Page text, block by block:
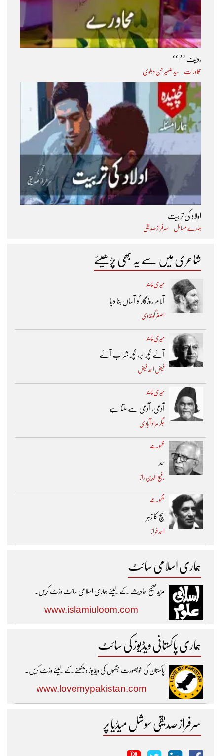
ردیف ’’ا‘‘
محاورات سید ضمیر حسن دہلوی
اولاد کی تربیت
ہمارے مسائل سرفراز صدیقی
شاعری میں سے یہ بھی پڑھیئے
میری پسند
آلام روزگار کو آساں بنا دیا
اصغر گونڈوی
میری پسند
آئے کچھ ابر، کچھ شراب آئے
فیض احمد فیض
میری پسند
آدمی، آدمی سے ملتا ہے
جگر مراد آبادی
مجموعے
حمد
رفیع الدین راز
مجموعے
سچ کا زہر
احمد فراز
ہماری اسلامی سائٹ
مزیدصحیح احادیث کے لیئے ہماری اسلامی سائٹ وزٹ کریں۔
www.islamiuloom.com
ہماری پاکستانی ویڈیوز کی سائٹ
پاکستان کی خوبصورت جگہوں کی ویڈیوز دیکھنے کے لیئے وزٹ کریں۔
www.lovemypakistan.com
سرفراز صدیقی سوشل میڈیا پر